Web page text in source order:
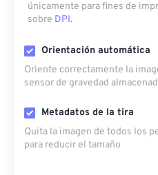
únicamente para fines de
sobre DPI.
Orientación automática
Oriente correctamente la
sensor de gravedad
Metadatos de la tira
Quita la imagen de todos los
para reducir el tamaño